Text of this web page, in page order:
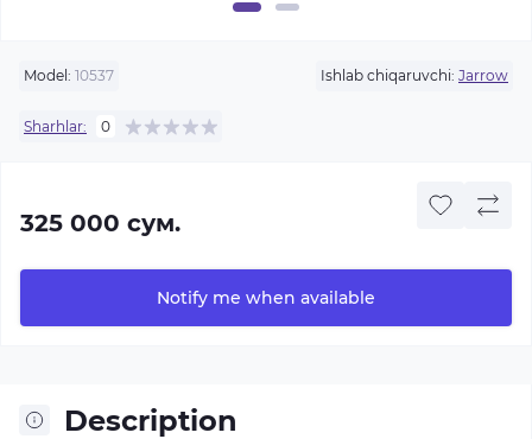
Model: 10537 Ishlab chiqaruvchi: Jarrow
Sharhlar: 0
325 000 сум.
Notify me when available
Description